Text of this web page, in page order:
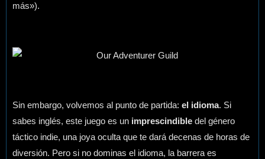
más»).
Sin embargo, volvemos al punto de partida: el idioma. Si
sabes inglés, este juego es un imprescindible del género
táctico indie, una joya oculta que te dará decenas de horas de
diversión. Pero si no dominas el idioma, la barrera es